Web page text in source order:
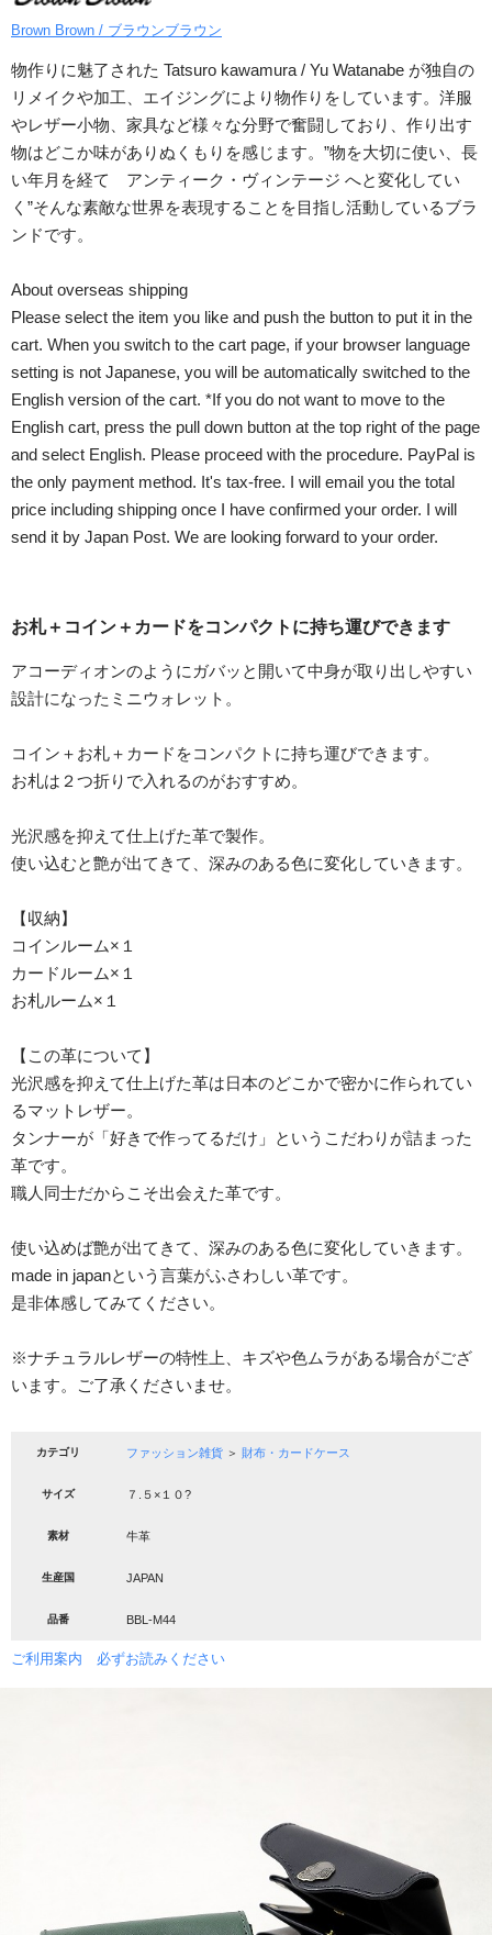
Brown Brown / ブラウンブラウン
物作りに魅了された Tatsuro kawamura / Yu Watanabe が独自の
リメイクや加工、エイジングにより物作りをしています。洋服
やレザー小物、家具など様々な分野で奮闘しており、作り出す
物はどこか味がありぬくもりを感じます。”物を大切に使い、長
い年月を経て アンティーク・ヴィンテージ へと変化してい
く”そんな素敵な世界を表現することを目指し活動しているブラ
ンドです。
About overseas shipping
Please select the item you like and push the button to put it in the
cart. When you switch to the cart page, if your browser language
setting is not Japanese, you will be automatically switched to the
English version of the cart. *If you do not want to move to the
English cart, press the pull down button at the top right of the page
and select English. Please proceed with the procedure. PayPal is
the only payment method. It's tax-free. I will email you the total
price including shipping once I have confirmed your order. I will
send it by Japan Post. We are looking forward to your order.
お札＋コイン＋カードをコンパクトに持ち運びできます
アコーディオンのようにガバッと開いて中身が取り出しやすい
設計になったミニウォレット。
コイン＋お札＋カードをコンパクトに持ち運びできます。
お札は２つ折りで入れるのがおすすめ。
光沢感を抑えて仕上げた革で製作。
使い込むと艶が出てきて、深みのある色に変化していきます。
【収納】
コインルーム×１
カードルーム×１
お札ルーム×１
【この革について】
光沢感を抑えて仕上げた革は日本のどこかで密かに作られてい
るマットレザー。
タンナーが「好きで作ってるだけ」というこだわりが詰まった
革です。
職人同士だからこそ出会えた革です。
使い込めば艶が出てきて、深みのある色に変化していきます。
made in japanという言葉がふさわしい革です。
是非体感してみてください。
※ナチュラルレザーの特性上、キズや色ムラがある場合がござ
います。ご了承くださいませ。
カテゴリ ファッション雑貨 ＞ 財布・カードケース
サイズ ７.５×１０?
素材 牛革
生産国 JAPAN
品番 BBL-M44
ご利用案内 必ずお読みください